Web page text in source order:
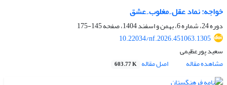
خواجه: نماد عقل ِ مغلوب ِ عشق
دوره 24، شماره 6، بهمن و اسفند 1404، صفحه
145-175
10.22034/nf.2026.451063.1305
سعید پورعظیمی
مشاهده مقاله
اصل مقاله 603.77 K